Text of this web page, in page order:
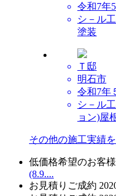
令和7年
シ－ル
塗装
Ｔ邸
明石市
令和7年
シ－ル
ョン)屋
その他の施工実績
低価格希望のお客様
(8.9....
お見積り ご成約